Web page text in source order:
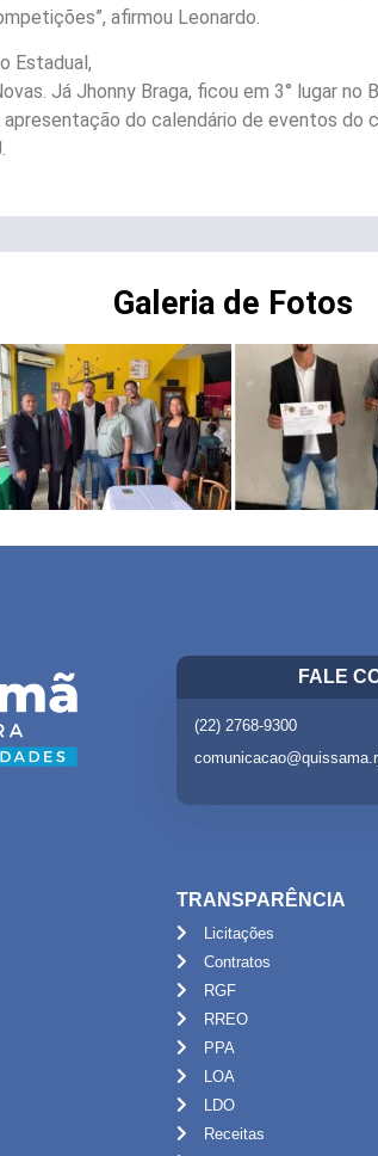
afirmou Leonardo.
Estadual,
Já Jhonny Braga, ficou em 3° lugar
do calendário de eventos do
Galeria de Fotos
FALE
(22) 2768-9300
TRANSPARÊNCIA
Licitações
Contratos
RGF
RREO
PPA
LOA
LDO
Receitas